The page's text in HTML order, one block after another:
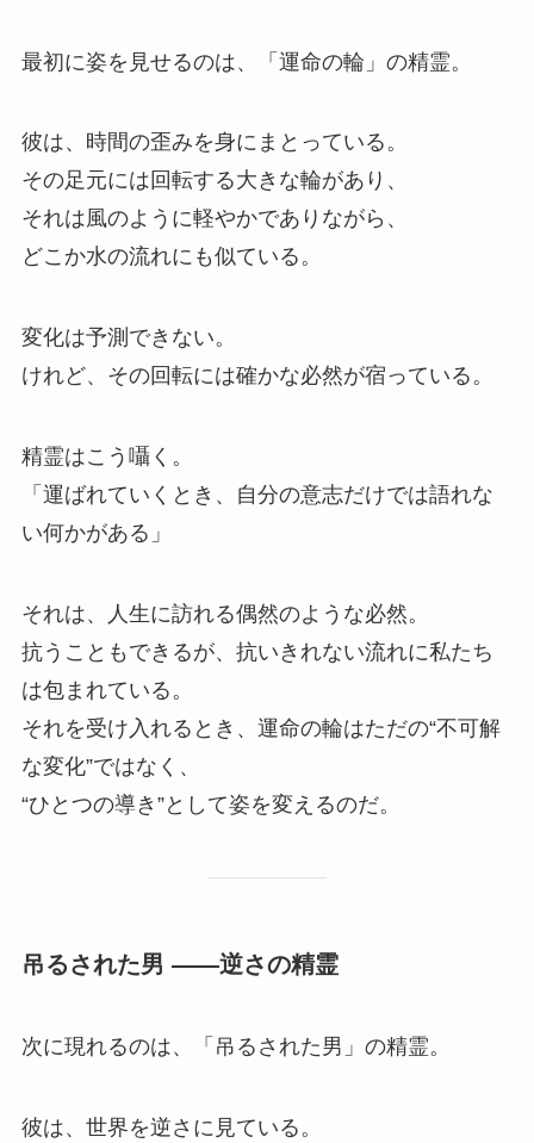
最初に姿を見せるのは、「運命の輪」の精霊。
彼は、時間の歪みを身にまとっている。
その足元には回転する大きな輪があり、
それは風のように軽やかでありながら、
どこか水の流れにも似ている。
変化は予測できない。
けれど、その回転には確かな必然が宿っている。
精霊はこう囁く。
「運ばれていくとき、自分の意志だけでは語れな
い何かがある」
それは、人生に訪れる偶然のような必然。
抗うこともできるが、抗いきれない流れに私たち
は包まれている。
それを受け入れるとき、運命の輪はただの“不可解
な変化”ではなく、
“ひとつの導き”として姿を変えるのだ。
吊るされた男 ――逆さの精霊
次に現れるのは、「吊るされた男」の精霊。
彼は、世界を逆さに見ている。